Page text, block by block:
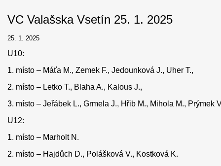
VC Valašska Vsetín 25. 1. 2025
25. 1. 2025
U10:
1. místo – Máťa M., Zemek F., Jedounková J., Uher T.,
2. místo – Letko T., Blaha A., Kalous J.,
3. místo – Jeřábek L., Grmela J., Hřib M., Mihola M., Prýmek
U12:
1. místo – Marholt N.
2. místo – Hajdůch D., Polášková V., Kostková K.